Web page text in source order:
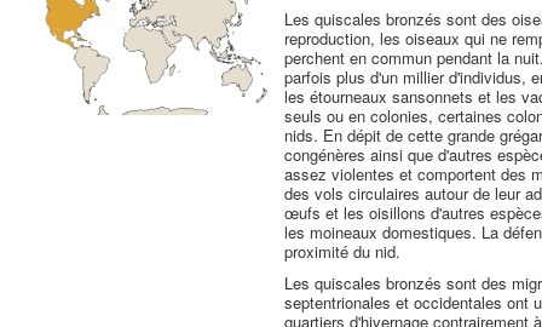
Les quiscales bronzés sont des
reproduction, les oiseaux qui ne
perchent en commun pendant la
parfois plus d'un millier d'individus,
les étourneaux sansonnets et les
seuls ou en colonies, certaines
nids. En dépit de cette grande
congénères ainsi que d'autres
assez violentes et comportent des
des vols circulaires autour de leur
œufs et les oisillons d'autres
les moineaux domestiques. La
proximité du nid.
Les quiscales bronzés sont des
septentrionales et occidentales ont
quartiers d'hivernage contrairement